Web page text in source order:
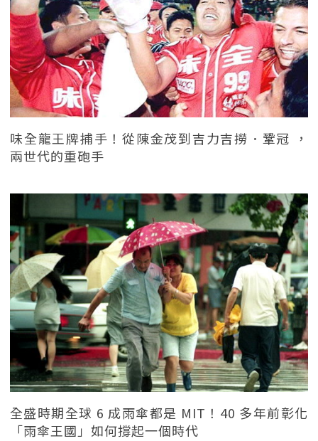
味全龍王牌捕手！從陳金茂到吉力吉撈．鞏冠 ，
兩世代的重砲手
全盛時期全球 6 成雨傘都是 MIT！40 多年前彰化
「雨傘王國」如何撐起一個時代